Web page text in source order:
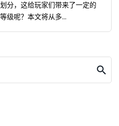
分，这给玩家们带来了一定的
级呢？本文将从多...